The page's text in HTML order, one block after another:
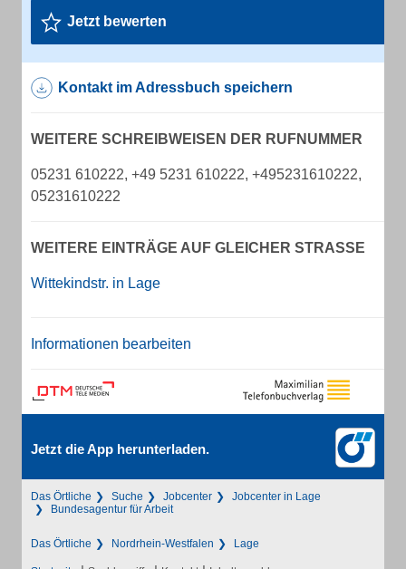
Jetzt bewerten
Kontakt im Adressbuch speichern
WEITERE SCHREIBWEISEN DER RUFNUMMER
05231 610222, +49 5231 610222, +495231610222,
05231610222
WEITERE EINTRÄGE AUF GLEICHER STRASSE
Wittekindstr. in Lage
Informationen bearbeiten
Jetzt die App herunterladen.
Das Örtliche Suche Jobcenter
Jobcenter in Lage
Bundesagentur für Arbeit
Das Örtliche Nordrhein-Westfalen Lage